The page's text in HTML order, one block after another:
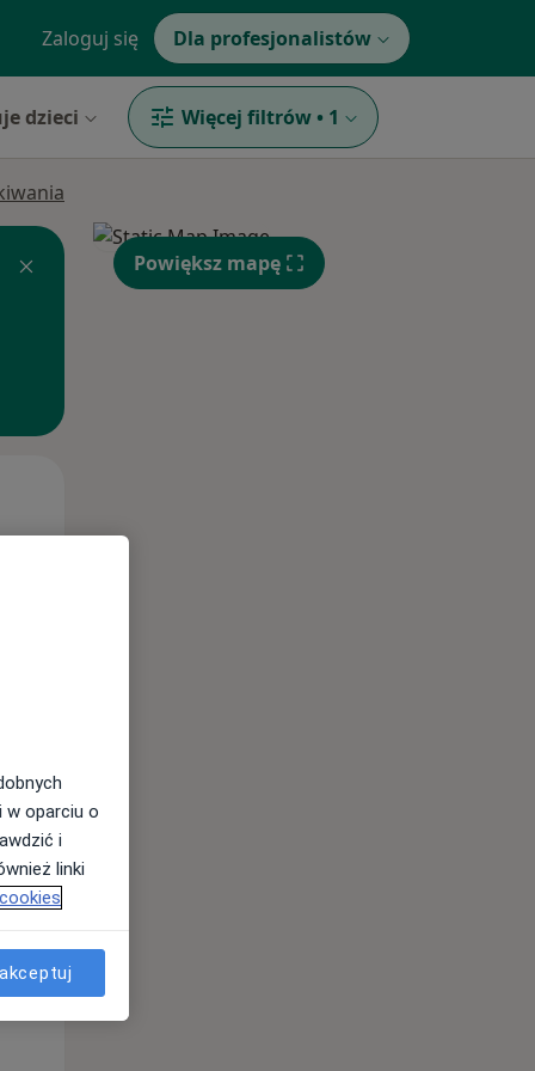
Zaloguj się Dla profesjonalistów
dzieci Więcej filtrów • 1
Śr,
12 Sie
Powiększ mapę
w oparciu o
i
linki